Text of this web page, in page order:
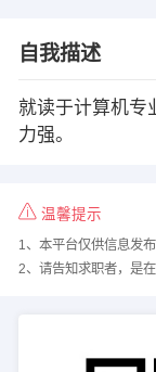
自我描述
就读于计算机专
力强。
温馨提示
1、本平台仅供信息发
2、请告知求职者，是在